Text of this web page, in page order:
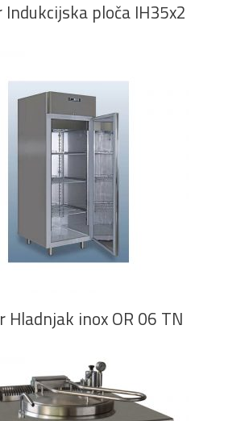
Indukcijska ploča IH35x2
PROČITAJ VIŠE
Hladnjak inox OR 06 TN